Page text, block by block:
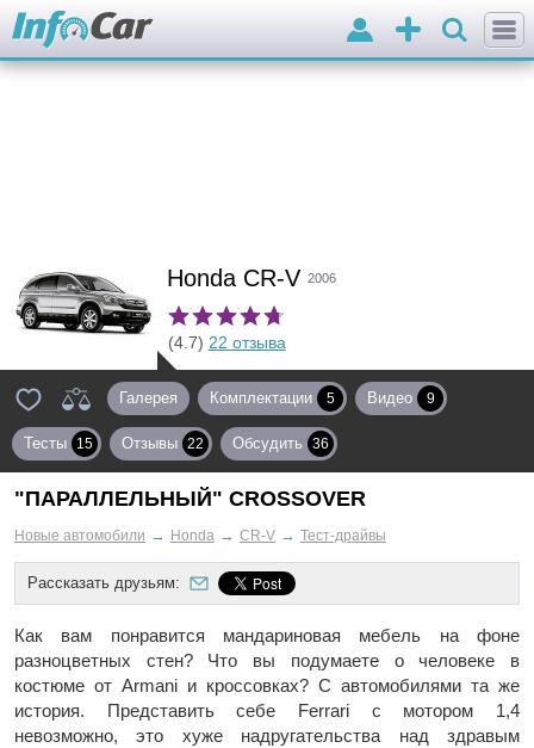
Добавить
объявление
Войти
Honda CR-V 2006
(4.7) 22 отзыва
Галерея Комплектации 5 Видео 9
Тесты 15 Отзывы 22 Обсудить 36
"ПАРАЛЛЕЛЬНЫЙ" CROSSOVER
Новые автомобили → Honda → CR-V → Тест-драйвы
Рассказать друзьям:
Как вам понравится мандариновая мебель на фоне
разноцветных стен? Что вы подумаете о человеке в
костюме от Armani и кроссовках? С автомобилями та же
история. Представить себе Ferrari с мотором 1,4
невозможно, это хуже надругательства над здравым